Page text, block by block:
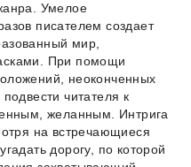
Умелое
писателем создает
мир,
При помощи
неоконченных
читателя к
желанным. Интрига
на встречающиеся
дорогу, по которой